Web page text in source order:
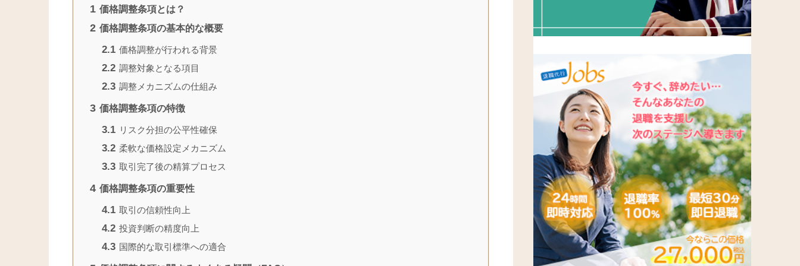
1 価格調整条項とは？
2 価格調整条項の基本的な概要
2.1 価格調整が行われる背景
2.2 調整対象となる項目
2.3 調整メカニズムの仕組み
3 価格調整条項の特徴
3.1 リスク分担の公平性確保
3.2 柔軟な価格設定メカニズム
3.3 取引完了後の精算プロセス
4 価格調整条項の重要性
4.1 取引の信頼性向上
4.2 投資判断の精度向上
4.3 国際的な取引標準への適合